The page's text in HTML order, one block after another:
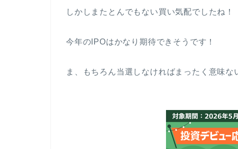
しかしまたとんでもない買い気配でしたね！
今年のIPOはかなり期待できそうです！
ま、もちろん当選しなければまったく意味